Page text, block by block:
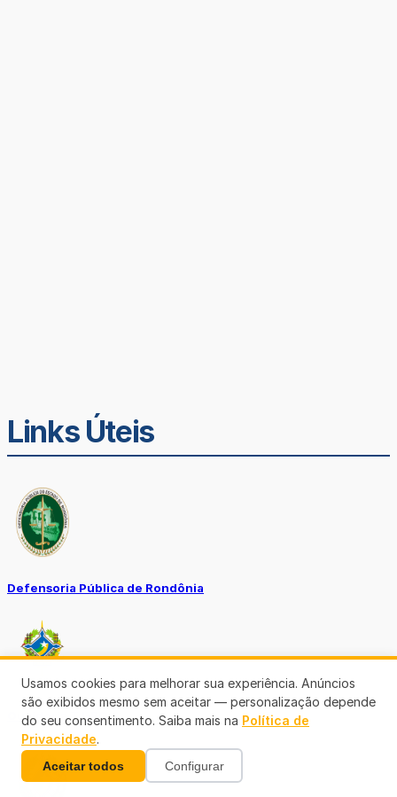
Links Úteis
Defensoria Pública de Rondônia
Ouvidoria TJ-RO
Usamos cookies para melhorar sua experiência. Anúncios
são exibidos mesmo sem aceitar — personalização depende
do seu consentimento. Saiba mais na Política de
Privacidade.
Aceitar todos Configurar